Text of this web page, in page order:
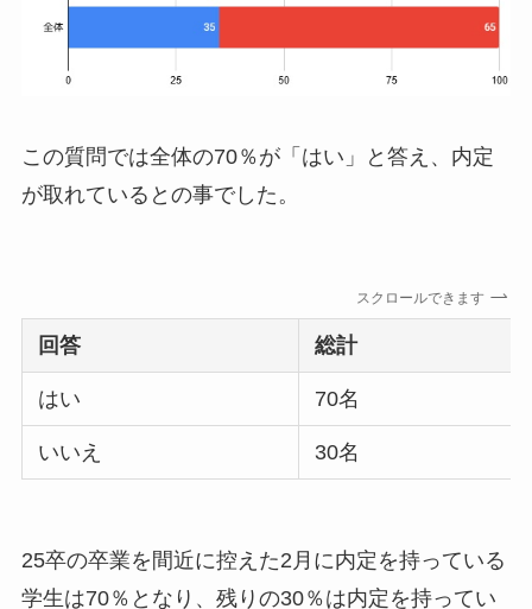
この質問では全体の70％が「はい」と答え、内定
が取れているとの事でした。
スクロールできます
回答 総計
はい 70名
いいえ 30名
25卒の卒業を間近に控えた2月に内定を持っている
学生は70％となり、残りの30％は内定を持ってい